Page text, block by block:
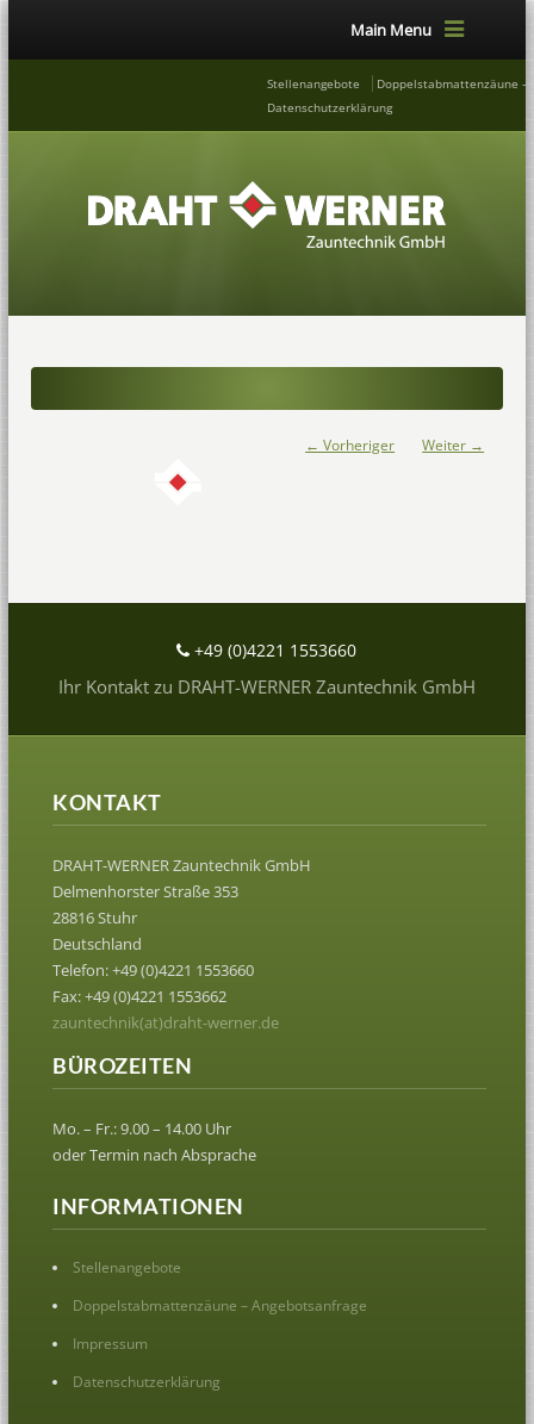
Main Menu
Stellenangebote
Doppelstabmattenzäune –
Datenschutzerklärung
← Vorheriger Weiter →
+49 (0)4221 1553660
Ihr Kontakt zu DRAHT-WERNER Zauntechnik GmbH
KONTAKT
DRAHT-WERNER Zauntechnik GmbH
Delmenhorster Straße 353
28816 Stuhr
Deutschland
Telefon: +49 (0)4221 1553660
Fax: +49 (0)4221 1553662
zauntechnik(at)draht-werner.de
BÜROZEITEN
Mo. – Fr.: 9.00 – 14.00 Uhr
oder Termin nach Absprache
INFORMATIONEN
Stellenangebote
Doppelstabmattenzäune – Angebotsanfrage
Impressum
Datenschutzerklärung